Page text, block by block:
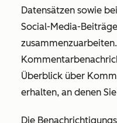
Datensätzen sowie
Social-Media-
Überblick über
erhalten, an denen
Die